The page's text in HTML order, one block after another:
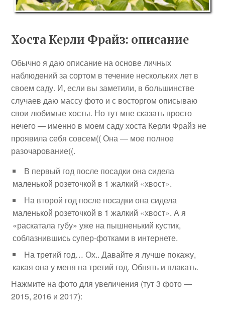
Хоста Керли Фрайз: описание
Обычно я даю описание на основе личных
наблюдений за сортом в течение нескольких лет в
своем саду. И, если вы заметили, в большинстве
случаев даю массу фото и с восторгом описываю
свои любимые хосты. Но тут мне сказать просто
нечего — именно в моем саду хоста Керли Фрайз не
проявила себя совсем(( Она — мое полное
разочарование((.
В первый год после посадки она сидела
маленькой розеточкой в 1 жалкий «хвост».
На второй год после посадки она сидела
маленькой розеточкой в 1 жалкий «хвост». А я
«раскатала губу» уже на пышненький кустик,
соблазнившись супер-фотками в интернете.
На третий год… Ох.. Давайте я лучше покажу,
какая она у меня на третий год. Обнять и плакать.
Нажмите на фото для увеличения (тут 3 фото —
2015, 2016 и 2017):